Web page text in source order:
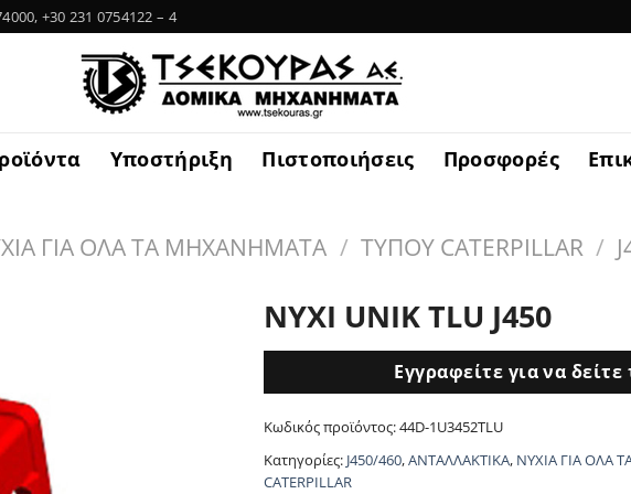
+30 231 0754122 – 4
Υποστήριξη Πιστοποιήσεις Προσφορές
ΓΙΑ ΟΛΑ ΤΑ ΜΗΧΑΝΗΜΑΤΑ / ΤΥΠΟΥ CATERPILLAR /
ΝΥΧΙ UNIK TLU J450
Εγγραφείτε για να δείτε
Κωδικός προϊόντος:44D-1U3452TLU
Κατηγορίες: J450/460,ΑΝΤΑΛΛΑΚΤΙΚΑ, ΝΥΧΙΑ ΓΙΑ ΟΛΑ
CATERPILLAR